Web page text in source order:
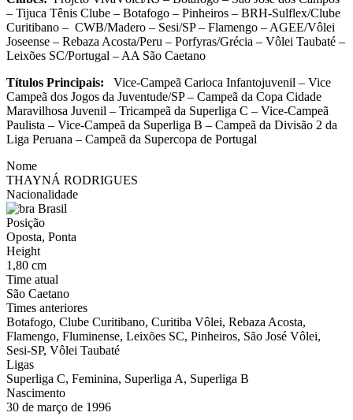
– Tijuca Tênis Clube – Botafogo – Pinheiros – BRH-Sulflex/Clube
Curitibano – CWB/Madero – Sesi/SP – Flamengo – AGEE/Vôlei
Joseense – Rebaza Acosta/Peru – Porfyras/Grécia – Vôlei Taubaté –
Leixões SC/Portugal – AA São Caetano
Títulos Principais: Vice-Campeã Carioca Infantojuvenil – Vice
Campeã dos Jogos da Juventude/SP – Campeã da Copa Cidade
Maravilhosa Juvenil – Tricampeã da Superliga C – Vice-Campeã
Paulista – Vice-Campeã da Superliga B – Campeã da Divisão 2 da
Liga Peruana – Campeã da Supercopa de Portugal
Nome
THAYNÁ RODRIGUES
Nacionalidade
Brasil
Posição
Oposta, Ponta
Height
1,80 cm
Time atual
São Caetano
Times anteriores
Botafogo, Clube Curitibano, Curitiba Vôlei, Rebaza Acosta,
Flamengo, Fluminense, Leixões SC, Pinheiros, São José Vôlei,
Sesi-SP, Vôlei Taubaté
Ligas
Superliga C, Feminina, Superliga A, Superliga B
Nascimento
30 de março de 1996